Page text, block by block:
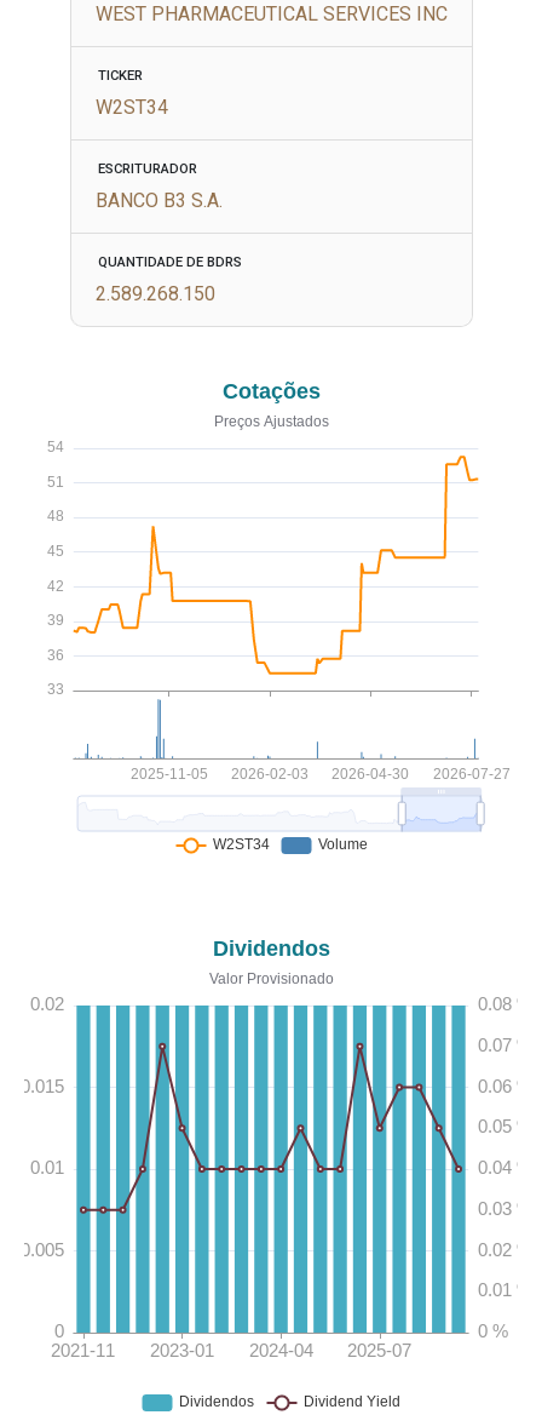
WEST PHARMACEUTICAL SERVICES INC
TICKER
W2ST34
ESCRITURADOR
BANCO B3 S.A.
QUANTIDADE DE BDRS
2.589.268.150